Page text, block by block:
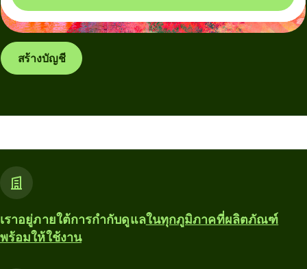
สร้างบัญชี
เราอยู่ภายใต้การกำกับดูแลในทุกภูมิภาคที่ผลิตภัณฑ์
พร้อมให้ใช้งาน